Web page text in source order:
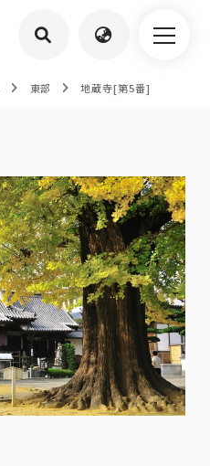
東部 地蔵寺[第5番]